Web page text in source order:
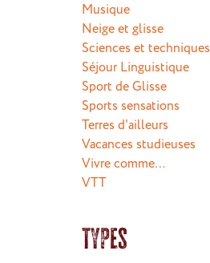
Musique
Neige et glisse
Sciences et techniques
Séjour Linguistique
Sport de Glisse
Sports sensations
Terres d'ailleurs
Vacances studieuses
Vivre comme…
VTT
Types